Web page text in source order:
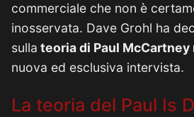
commerciale che non è
inosservata. Dave Grohl ha
sulla teoria di Paul McCartney
nuova ed esclusiva intervista.
La teoria del Paul Is